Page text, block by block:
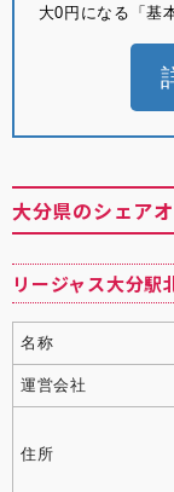
大0円になる「基
大分県のシェア
リージャス大分駅
名称
運営会社
住所